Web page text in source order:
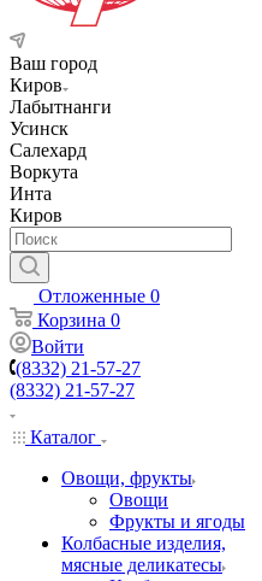
Ваш город
Киров
Лабытнанги
Усинск
Салехард
Воркута
Инта
Киров
Отложенные 0
Корзина 0
Войти
(8332) 21-57-27
(8332) 21-57-27
Каталог
Овощи, фрукты
Овощи
Фрукты и ягоды
Колбасные изделия,
мясные деликатесы